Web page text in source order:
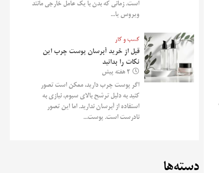
است. زمانی که بدن با یک عامل خارجی مانند
ویروس یا...
کسب و کار
قبل از خرید آبرسان پوست چرب این
نکات را بدانید
2 هفته پیش
اگر پوست چرب دارید، ممکن است تصور
کنید به دلیل ترشح بالای سبوم، نیازی به
استفاده از آبرسان ندارید. اما این تصور
نادرست است. پوست...
دسته‌ها